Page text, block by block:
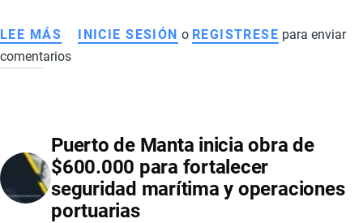
LEE MÁS SOBRE
TIL
ADQUIRIR
NAPORTEC
DE
DOLE
INICIE SESIÓN o REGISTRESE para enviar
comentarios
Puerto de Manta inicia obra de
$600.000 para fortalecer
seguridad marítima y operaciones
portuarias